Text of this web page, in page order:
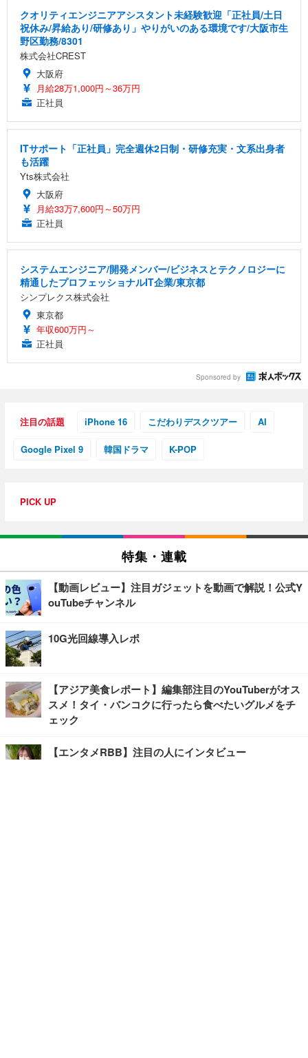
クオリティエンジニアアシスタント未経験歓迎「正社員/土日
祝休み/昇給あり/研修あり」やりがいのある環境です/大阪市生
野区勤務/8301
株式会社CREST
大阪府
月給28万1,000円～36万円
正社員
ITサポート「正社員」完全週休2日制・研修充実・文系出身者
も活躍
Yts株式会社
大阪府
月給33万7,600円～50万円
正社員
システムエンジニア/開発メンバー/ビジネスとテクノロジーに
精通したプロフェッショナルIT企業/東京都
シンプレクス株式会社
東京都
年収600万円～
正社員
Sponsored by
注目の話題 iPhone 16 こだわりデスクツアー AI
Google Pixel 9 韓国ドラマ K-POP
PICK UP
特集・連載
【動画レビュー】注目ガジェットを動画で解説！公式Y
ouTubeチャンネル
10G光回線導入レポ
【アジア美食レポート】編集部注目のYouTuberがオス
スメ！タイ・バンコクに行ったら食べたいグルメをチ
ェック
【エンタメRBB】注目の人にインタビュー